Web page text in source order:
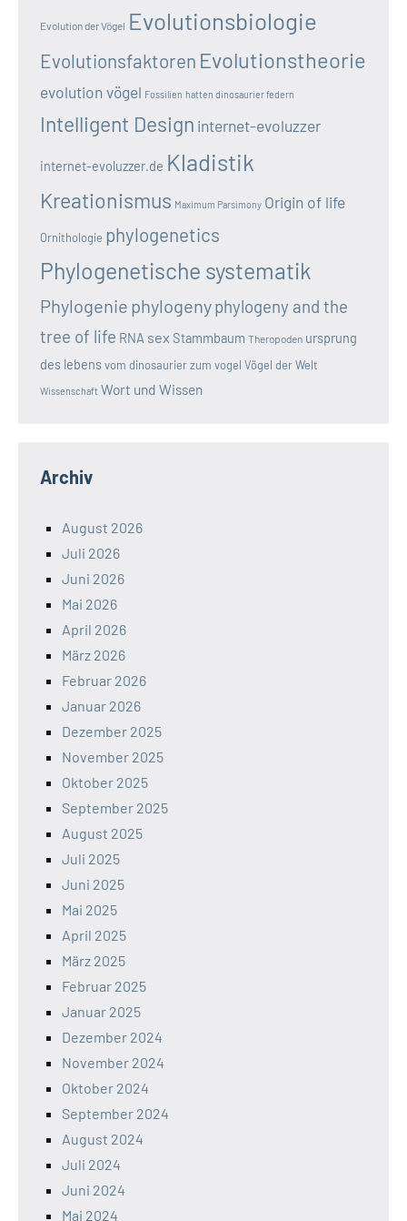
Evolution der Vögel Evolutionsbiologie
Evolutionsfaktoren Evolutionstheorie
evolution vögel Fossilien hatten dinosaurier federn
Intelligent Design internet-evoluzzer
internet-evoluzzer.de Kladistik
Kreationismus Maximum Parsimony Origin of life
Ornithologie phylogenetics
Phylogenetische systematik
Phylogenie phylogenyphylogeny and the
tree of life RNA sex Stammbaum Theropoden ursprung
des lebensvom dinosaurier zum vogel Vögel der Welt
Wissenschaft Wort und Wissen
Archiv
August 2026
Juli 2026
Juni 2026
Mai 2026
April 2026
März 2026
Februar 2026
Januar 2026
Dezember 2025
November 2025
Oktober 2025
September 2025
August 2025
Juli 2025
Juni 2025
Mai 2025
April 2025
März 2025
Februar 2025
Januar 2025
Dezember 2024
November 2024
Oktober 2024
September 2024
August 2024
Juli 2024
Juni 2024
Mai 2024